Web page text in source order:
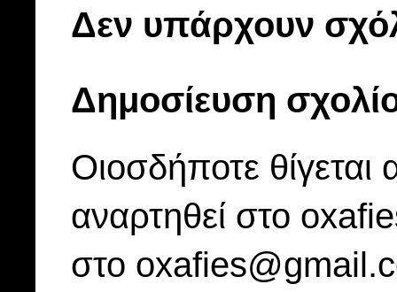
Δεν υπάρχουν
Δημοσίευση
Οιοσδήποτε
αναρτηθεί στο
στο